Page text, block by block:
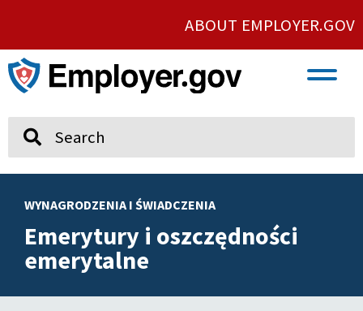
ABOUT EMPLOYER.GOV
WYNAGRODZENIA I ŚWIADCZENIA
Emerytury i oszczędności
emerytalne